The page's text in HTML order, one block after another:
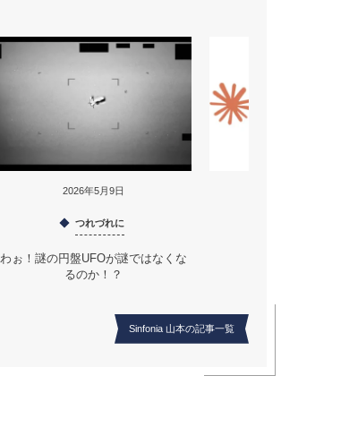
2026年5月9日
つれづれに
わぉ！謎の円盤UFOが謎ではなくな
るのか！？
Sinfonia 山本の記事一覧